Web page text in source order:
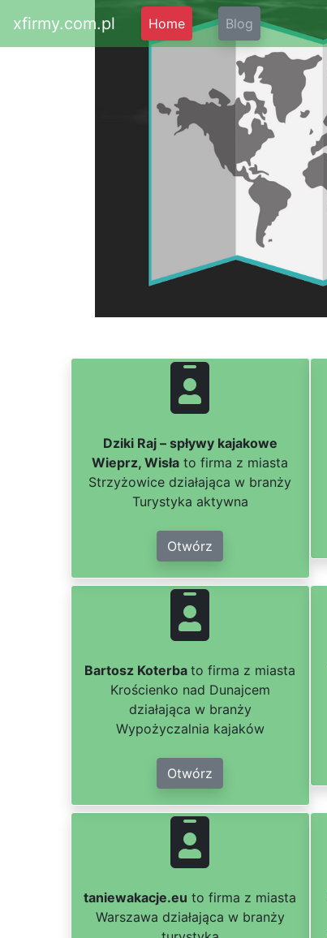
xfirmy.com.pl Home Blog
Dziki Raj – spływy kajakowe
Wieprz, Wisła to firma z miasta
Strzyżowice działająca w branży
Turystyka aktywna
Otwórz
Bartosz Koterbato firma z miasta
Krościenko nad Dunajcem
działająca w branży
Wypożyczalnia kajaków
Otwórz
taniewakacje.eu to firma z miasta
Warszawa działająca w branży